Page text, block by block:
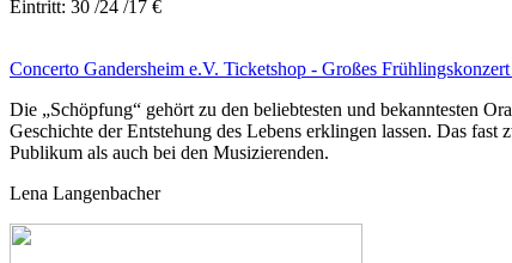
Eintritt: 30 /24 /17 €
Concerto Gandersheim e.V. Ticketshop - Großes
Die „Schöpfung“ gehört zu den beliebtesten und bekanntesten
Geschichte der Entstehung des Lebens erklingen lassen. Das
Publikum als auch bei den Musizierenden.
Lena Langenbacher